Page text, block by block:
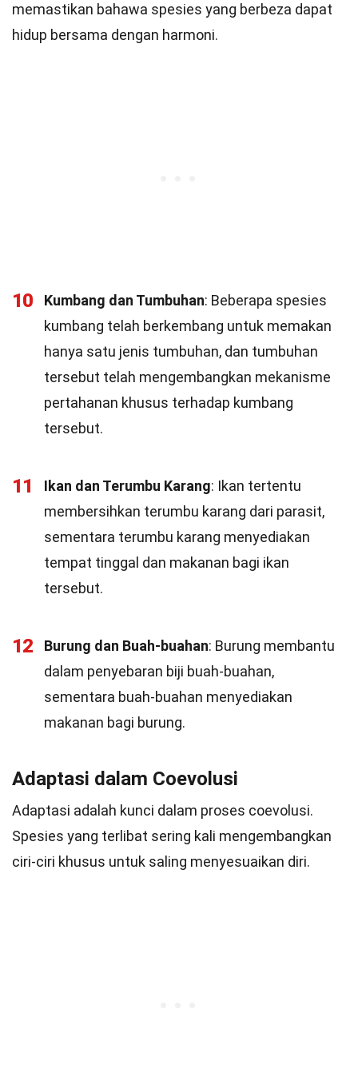
memastikan bahawa spesies yang berbeza dapat
hidup bersama dengan harmoni.
10 Kumbang dan Tumbuhan: Beberapa spesies
kumbang telah berkembang untuk memakan
hanya satu jenis tumbuhan, dan tumbuhan
tersebut telah mengembangkan mekanisme
pertahanan khusus terhadap kumbang
tersebut.
11 Ikan dan Terumbu Karang: Ikan tertentu
membersihkan terumbu karang dari parasit,
sementara terumbu karang menyediakan
tempat tinggal dan makanan bagi ikan
tersebut.
12 Burung dan Buah-buahan: Burung membantu
dalam penyebaran biji buah-buahan,
sementara buah-buahan menyediakan
makanan bagi burung.
Adaptasi dalam Coevolusi
Adaptasi adalah kunci dalam proses coevolusi.
Spesies yang terlibat sering kali mengembangkan
ciri-ciri khusus untuk saling menyesuaikan diri.